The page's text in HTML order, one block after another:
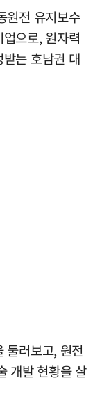
원전 유지보수
으로, 원자력
는 호남권 대
둘러보고, 원전
개발 현황을 살